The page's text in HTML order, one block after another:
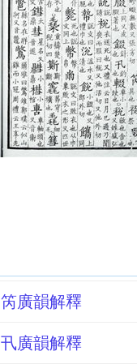
笍廣韻解釋
卂廣韻解釋